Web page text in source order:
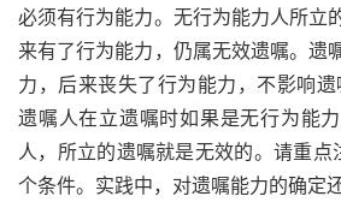
必须有行为能力。无行为能力人所立
来有了行为能力，仍属无效遗嘱。遗
力，后来丧失了行为能力，不影响
遗嘱人在立遗嘱时如果是无行为能
人，所立的遗嘱就是无效的。请重点
个条件。实践中，对遗嘱能力的确定